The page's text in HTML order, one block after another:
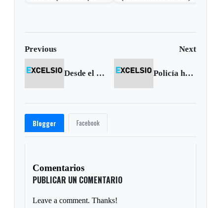
Previous Next
Desde el lunes se levanta el pico y placa para particulares en Tunja Policía hace recomendaciones para evitar robo a residencias
Blogger Facebook
Comentarios
PUBLICAR UN COMENTARIO
Leave a comment. Thanks!